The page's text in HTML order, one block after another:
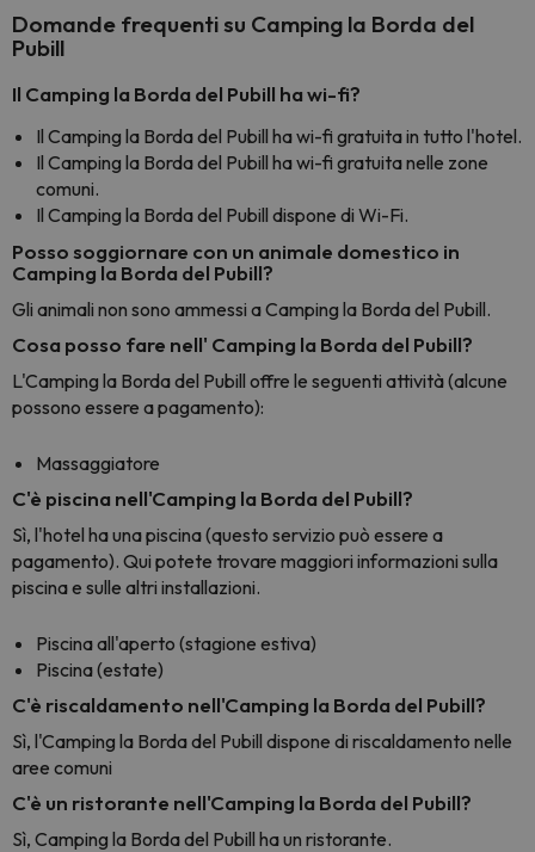
Domande frequenti su Camping la Borda del
Pubill
Il Camping la Borda del Pubill ha wi-fi?
Il Camping la Borda del Pubill ha wi-fi gratuita in tutto l'hotel.
Il Camping la Borda del Pubill ha wi-fi gratuita nelle zone
comuni.
Il Camping la Borda del Pubill dispone di Wi-Fi.
Posso soggiornare con un animale domestico in
Camping la Borda del Pubill?
Gli animali non sono ammessi a Camping la Borda del Pubill.
Cosa posso fare nell' Camping la Borda del Pubill?
L'Camping la Borda del Pubill offre le seguenti attività (alcune
possono essere a pagamento):
Massaggiatore
C'è piscina nell'Camping la Borda del Pubill?
Sì, l'hotel ha una piscina (questo servizio può essere a
pagamento). Qui potete trovare maggiori informazioni sulla
piscina e sulle altri installazioni.
Piscina all'aperto (stagione estiva)
Piscina (estate)
C'è riscaldamento nell'Camping la Borda del Pubill?
Sì, l'Camping la Borda del Pubill dispone di riscaldamento nelle
aree comuni
C'è un ristorante nell'Camping la Borda del Pubill?
Sì, Camping la Borda del Pubill ha un ristorante.